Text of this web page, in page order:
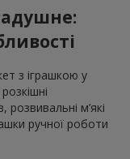
з іграшкою у
розвивальні м’які
ручної роботи